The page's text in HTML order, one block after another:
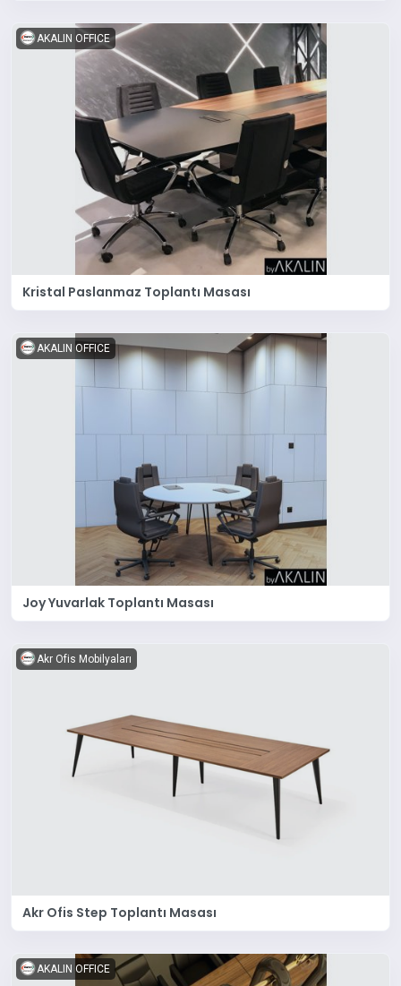
AKALIN OFFICE
Kristal Paslanmaz Toplantı Masası
AKALIN OFFICE
Joy Yuvarlak Toplantı Masası
Akr Ofis Mobilyaları
Akr Ofis Step Toplantı Masası
AKALIN OFFICE